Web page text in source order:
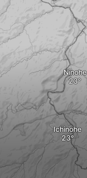
Ichinohe
Ninohe